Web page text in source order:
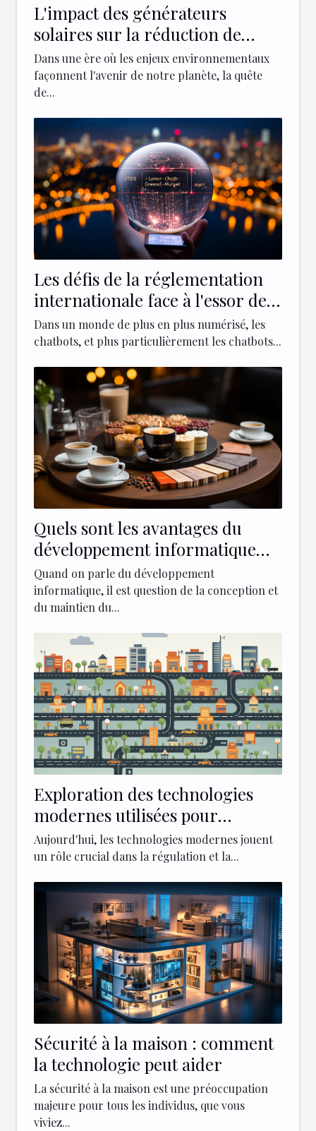
L'impact des générateurs
solaires sur la réduction de
l'empreinte carbone
Dans une ère où les enjeux environnementaux
façonnent l'avenir de notre planète, la quête
de...
Les défis de la réglementation
internationale face à l'essor des
chatbots comme ChatGPT 4
Dans un monde de plus en plus numérisé, les
chatbots, et plus particulièrement les chatbots...
Quels sont les avantages du
développement informatique
dans les différents secteurs
d'activité ?
Quand on parle du développement
informatique, il est question de la conception et
du maintien du...
Exploration des technologies
modernes utilisées pour
sécuriser et réguler le trafic
dans les centres-villes
Aujourd'hui, les technologies modernes jouent
un rôle crucial dans la régulation et la...
Sécurité à la maison : comment
la technologie peut aider
La sécurité à la maison est une préoccupation
majeure pour tous les individus, que vous
viviez...